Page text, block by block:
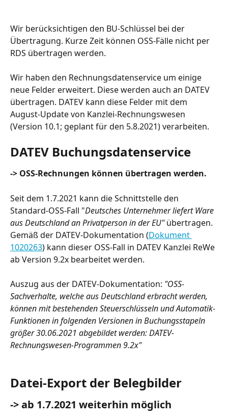
Wir berücksichtigen den BU-Schlüssel bei der
Übertragung. Kurze Zeit können OSS-Fälle nicht per
RDS übertragen werden.
Wir haben den Rechnungsdatenservice um einige
neue Felder erweitert. Diese werden auch an DATEV
übertragen. DATEV kann diese Felder mit dem
August-Update von Kanzlei-Rechnungswesen
(Version 10.1; geplant für den 5.8.2021) verarbeiten.
DATEV Buchungsdatenservice
-> OSS-Rechnungen können übertragen werden.
Seit dem 1.7.2021 kann die Schnittstelle den
Standard-OSS-Fall "Deutsches Unternehmer liefert Ware
aus Deutschland an Privatperson in der EU" übertragen.
Gemäß der DATEV-Dokumentation (Dokument
1020263) kann dieser OSS-Fall in DATEV Kanzlei ReWe
ab Version 9.2x bearbeitet werden.
Auszug aus der DATEV-Dokumentation: "OSS-
Sachverhalte, welche aus Deutschland erbracht werden,
können mit bestehenden Steuerschlüsseln und Automatik-
Funktionen in folgenden Versionen in Buchungsstapeln
größer 30.06.2021 abgebildet werden: DATEV-
Rechnungswesen-Programmen 9.2x"
Datei-Export der Belegbilder
-> ab 1.7.2021 weiterhin möglich